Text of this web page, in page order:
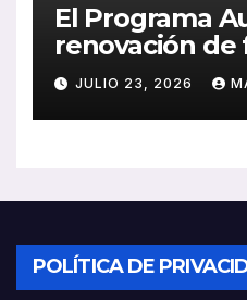
El Programa
renovación de
ayudas a
ligeros
JULIO 23, 2026
POLÍTICA DE